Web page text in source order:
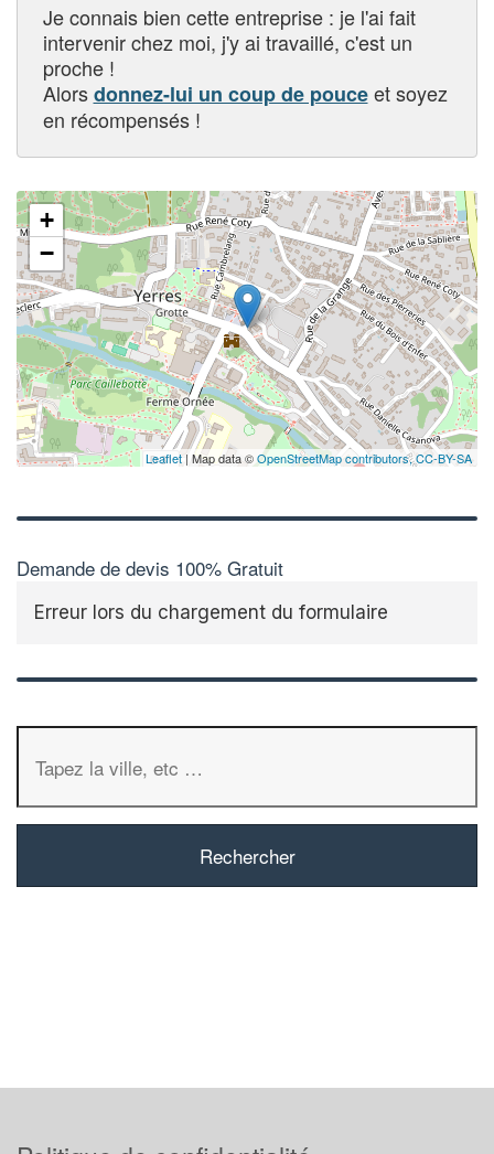
Je connais bien cette entreprise : je l'ai fait
intervenir chez moi, j'y ai travaillé, c'est un
proche !
Alorsdonnez-lui un coup de pouceet soyez
en récompensés !
+
−
Leaflet| Map data ©OpenStreetMap contributors,CC-BY-SA
Demande de devis 100% Gratuit
Erreur lors du chargement du formulaire